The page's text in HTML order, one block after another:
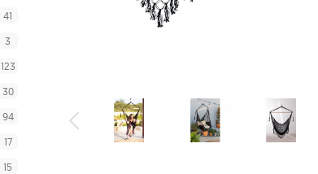
41
3
123
30
94
17
15